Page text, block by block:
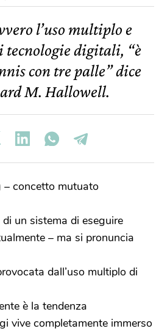
l’uso multiplo e
tecnologie digitali, “è
con tre palle” dice
M. Hallowell.
concetto mutuato
un sistema di eseguire
– ma si pronuncia
dall’uso multiplo di
è la tendenza
vive completamente immerso